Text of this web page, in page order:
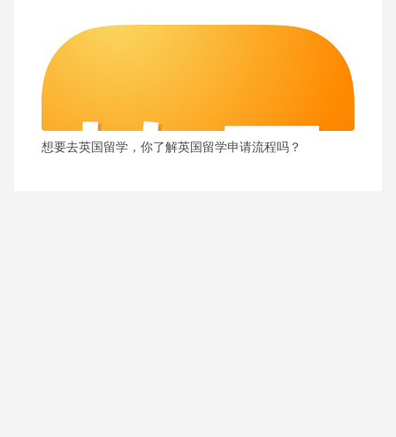
想要去英国留学，你了解英国留学申请流程吗？